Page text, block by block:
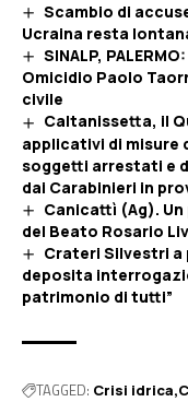
Scambio di
Ucraina resta
SINALP,
Omicidio Paolo
civile
Caltanissetta, il
applicativi di misure
soggetti arrestati e
dai Carabinieri in
Canicattì (Ag).
del Beato Rosario
Crateri Silvestri a
deposita
patrimonio di tutti”
TAGGED: Crisi idrica